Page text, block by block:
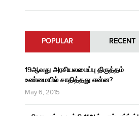
POPULAR RECENT
19ஆவது அரசியலமைப்பு திருத்தம்
உண்மையில் சாதித்தது என்ன?
May 6, 2015